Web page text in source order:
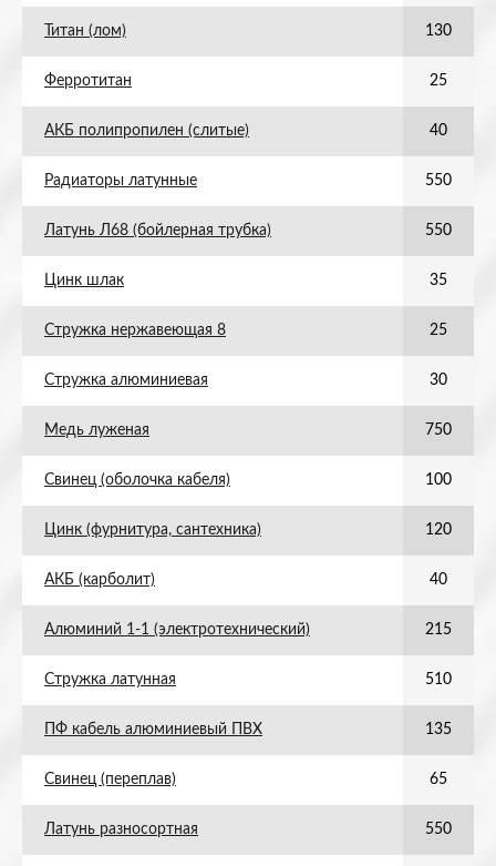
Титан (лом) 130
Ферротитан 25
АКБ полипропилен (слитые) 40
Радиаторы латунные 550
Латунь Л68 (бойлерная трубка) 550
Цинк шлак 35
Стружка нержавеющая 8 25
Стружка алюминиевая 30
Медь луженая 750
Свинец (оболочка кабеля) 100
Цинк (фурнитура, сантехника) 120
АКБ (карболит) 40
Алюминий 1-1 (электротехнический) 215
Стружка латунная 510
ПФ кабель алюминиевый ПВХ 135
Свинец (переплав) 65
Латунь разносортная 550